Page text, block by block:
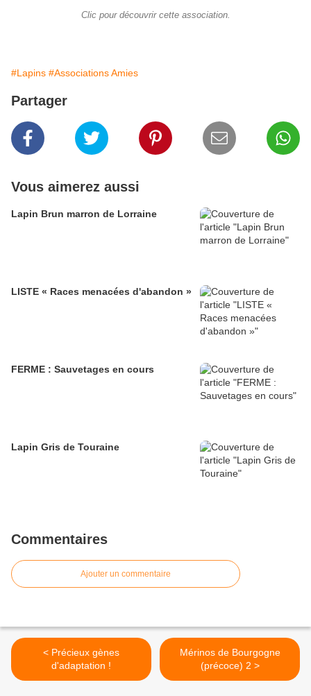
Clic pour découvrir cette association.
#Lapins #Associations Amies
Partager
Vous aimerez aussi
Lapin Brun marron de Lorraine
LISTE « Races menacées d'abandon »
FERME : Sauvetages en cours
Lapin Gris de Touraine
Commentaires
Ajouter un commentaire
< Précieux gènes
d'adaptation !
Mérinos de Bourgogne
(précoce) 2 >